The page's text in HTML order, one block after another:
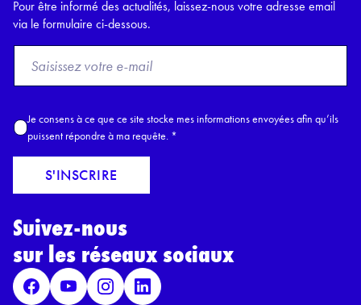
Pour être informé des actualités, laissez-nous votre adresse email
via le formulaire ci-dessous.
o
E
m
a
l
A
c
c
R
P
D
*
Je consens à ce que ce site stocke mes informations envoyées afin qu’ils
puissent répondre à ma requête. *
S'INSCRIRE
Suivez-nous
sur les réseaux sociaux